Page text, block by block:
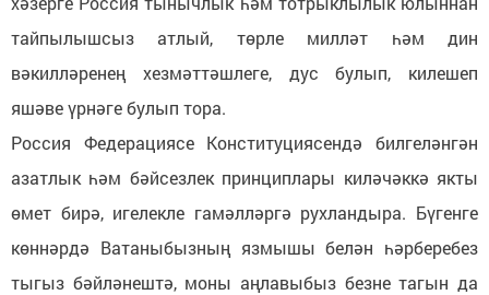
тайпылышсыз атлый, төрле милләт һәм дин
вәкилләренең хезмәттәшлеге, дус булып, килешеп
яшәве үрнәге булып тора.
Россия Федерациясе Конституциясендә билгеләнгән
азатлык һәм бәйсезлек принциплары киләчәккә якты
өмет бирә, игелекле гамәлләргә рухландыра. Бүгенге
көннәрдә Ватаныбызның язмышы белән һәрберебез
тыгыз бәйләнештә, моны аңлавыбыз безне тагын да